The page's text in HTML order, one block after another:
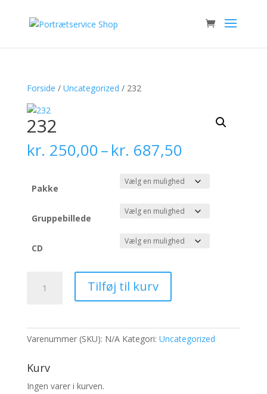
Forside / Uncategorized / 232
232
kr. 250,00–kr. 687,50Prisinterval:
til
kr. 687,50
Pakke
Gruppebillede
CD
antal
Tilføj til kurv
Varenummer (SKU): N/A Kategori: Uncategorized
Kurv
Ingen varer i kurven.